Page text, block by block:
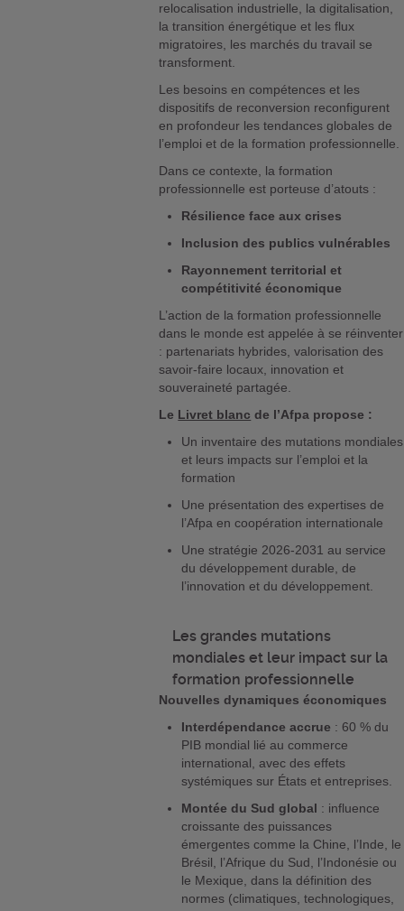
relocalisation industrielle, la digitalisation,
la transition énergétique et les flux
migratoires, les marchés du travail se
transforment.
Les besoins en compétences et les
dispositifs de reconversion reconfigurent
en profondeur les tendances globales de
l’emploi et de la formation professionnelle.
Dans ce contexte, la formation
professionnelle est porteuse d’atouts :
Résilience face aux crises
Inclusion des publics vulnérables
Rayonnement territorial et
compétitivité économique
L’action de la formation professionnelle
dans le monde est appelée à se réinventer
: partenariats hybrides, valorisation des
savoir-faire locaux, innovation et
souveraineté partagée.
Le Livret blanc de l’Afpa propose :
Un inventaire des mutations mondiales
et leurs impacts sur l’emploi et la
formation
Une présentation des expertises de
l’Afpa en coopération internationale
Une stratégie 2026-2031 au service
du développement durable, de
l’innovation et du développement.
Les grandes mutations
mondiales et leur impact sur la
formation professionnelle
Nouvelles dynamiques économiques
Interdépendance accrue : 60 % du
PIB mondial lié au commerce
international, avec des effets
systémiques sur États et entreprises.
Montée du Sud global : influence
croissante des puissances
émergentes comme la Chine, l’Inde, le
Brésil, l’Afrique du Sud, l’Indonésie ou
le Mexique, dans la définition des
normes (climatiques, technologiques,